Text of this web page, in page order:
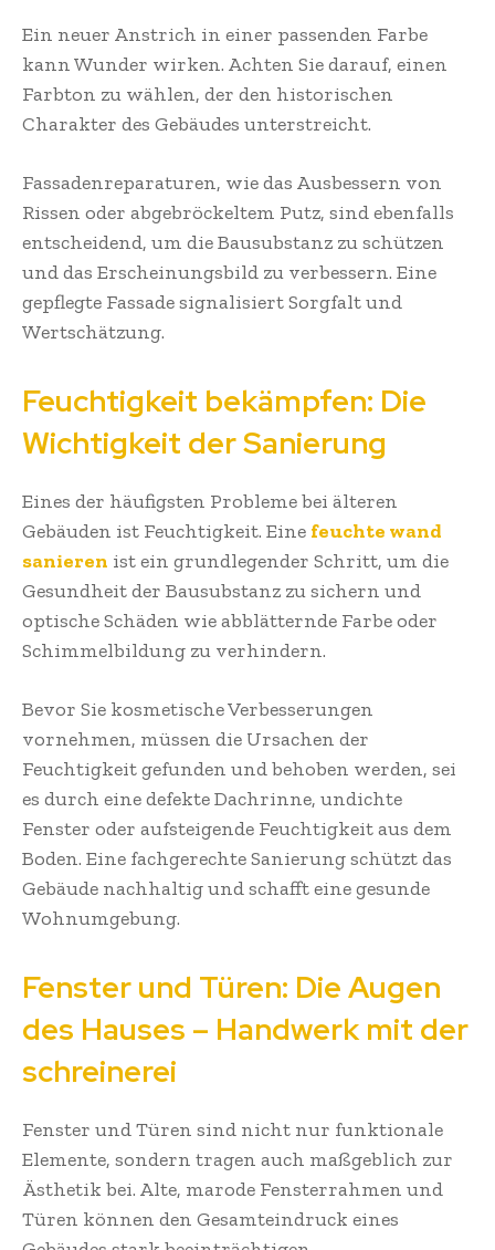
Ein neuer Anstrich in einer passenden Farbe
kann Wunder wirken. Achten Sie darauf, einen
Farbton zu wählen, der den historischen
Charakter des Gebäudes unterstreicht.
Fassadenreparaturen, wie das Ausbessern von
Rissen oder abgebröckeltem Putz, sind ebenfalls
entscheidend, um die Bausubstanz zu schützen
und das Erscheinungsbild zu verbessern. Eine
gepflegte Fassade signalisiert Sorgfalt und
Wertschätzung.
Feuchtigkeit bekämpfen: Die
Wichtigkeit der Sanierung
Eines der häufigsten Probleme bei älteren
Gebäuden ist Feuchtigkeit. Eine feuchte wand
sanieren ist ein grundlegender Schritt, um die
Gesundheit der Bausubstanz zu sichern und
optische Schäden wie abblätternde Farbe oder
Schimmelbildung zu verhindern.
Bevor Sie kosmetische Verbesserungen
vornehmen, müssen die Ursachen der
Feuchtigkeit gefunden und behoben werden, sei
es durch eine defekte Dachrinne, undichte
Fenster oder aufsteigende Feuchtigkeit aus dem
Boden. Eine fachgerechte Sanierung schützt das
Gebäude nachhaltig und schafft eine gesunde
Wohnumgebung.
Fenster und Türen: Die Augen
des Hauses – Handwerk mit der
schreinerei
Fenster und Türen sind nicht nur funktionale
Elemente, sondern tragen auch maßgeblich zur
Ästhetik bei. Alte, marode Fensterrahmen und
Türen können den Gesamteindruck eines